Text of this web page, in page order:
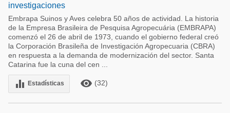
investigaciones
Embrapa Suinos y Aves celebra 50 años de actividad. La historia
de la Empresa Brasileira de Pesquisa Agropecuária (EMBRAPA)
comenzó el 26 de abril de 1973, cuando el gobierno federal creó
la Corporación Brasileña de Investigación Agropecuaria (CBRA)
en respuesta a la demanda de modernización del sector. Santa
Catarina fue la cuna del cen ...
equalizer Estadísticas remove_red_eye (32)